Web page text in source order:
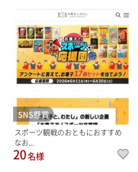
SNS懸賞
スポーツ観戦のおともにおすすめ
なお...
20名様